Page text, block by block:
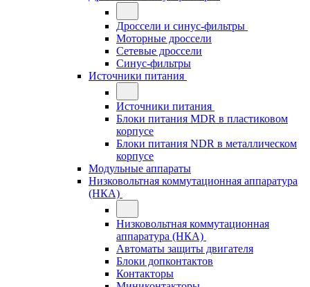
Дроссели и синус-фильтры
Моторные дроссели
Сетевые дроссели
Синус-фильтры
Источники питания
Источники питания
Блоки питания MDR в пластиковом
корпусе
Блоки питания NDR в металлическом
корпусе
Модульные аппараты
Низковольтная коммутационная аппаратура
(НКА)
Низковольтная коммутационная
аппаратура (НКА)
Автоматы защиты двигателя
Блоки допконтактов
Контакторы